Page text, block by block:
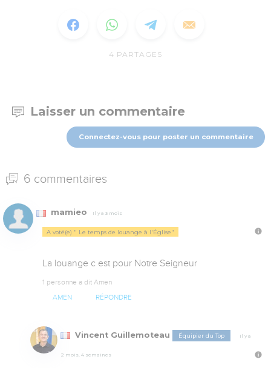
4 PARTAGES
Laisser un commentaire
Connectez-vous pour poster un commentaire
6 commentaires
mamieo Il y a 3 mois
A voté(e) " Le temps de louange à l'Église"
La louange c est pour Notre Seigneur
1 personne a dit Amen
AMEN RÉPONDRE
Vincent Guillemoteau Équipier du Top Il y a
2 mois, 4 semaines